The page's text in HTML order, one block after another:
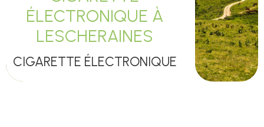
ÉLECTRONIQUE À
LESCHERAINES
CIGARETTE ÉLECTRONIQUE